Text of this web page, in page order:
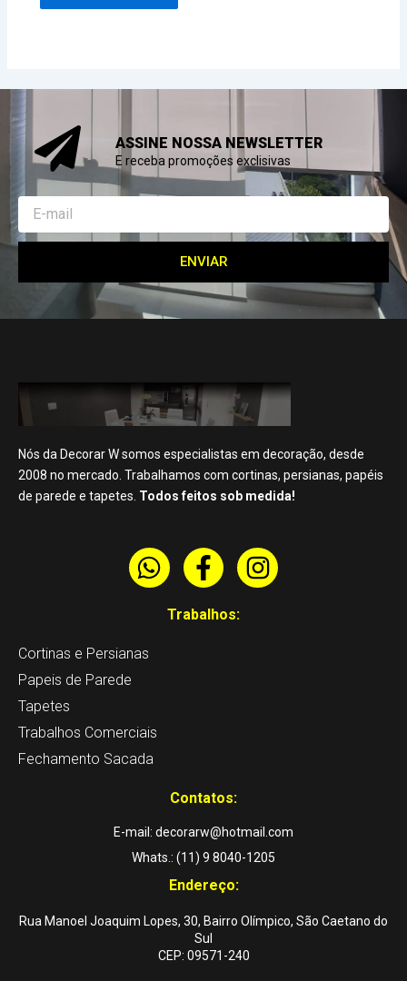
ASSINE NOSSA NEWSLETTER
E receba promoções exclisivas
ENVIAR
Nós da Decorar W somos especialistas em decoração, desde
2008 no mercado. Trabalhamos com cortinas, persianas, papéis
de parede e tapetes. Todos feitos sob medida!
W
h
s
p
F
a
c
f
I
n
Trabalhos:
Cortinas e Persianas
Papeis de Parede
Tapetes
Trabalhos Comerciais
Fechamento Sacada
Contatos:
E-mail: decorarw@hotmail.com
Whats.: (11) 9 8040-1205
Endereço:
Rua Manoel Joaquim Lopes, 30, Bairro Olímpico, São Caetano do
Sul
CEP: 09571-240